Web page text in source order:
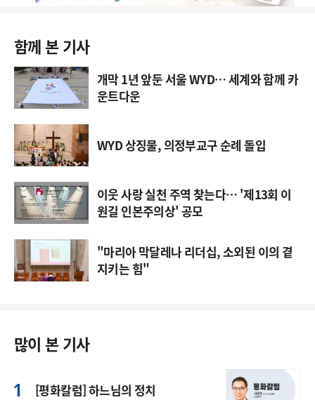
함께 본 기사
개막 1년 앞둔 서울 WYD… 세계와 함께 카
운트다운
WYD 상징물, 의정부교구 순례 돌입
이웃 사랑 실천 주역 찾는다… '제13회 이
원길 인본주의상' 공모
"마리아 막달레나 리더십, 소외된 이의 곁
지키는 힘"
많이 본 기사
[평화칼럼] 하느님의 정치